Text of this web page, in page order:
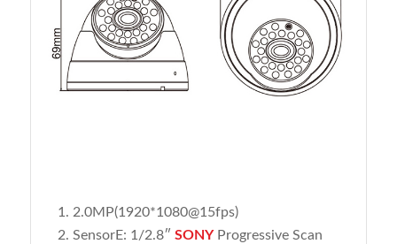
2.0MP(1920*1080@15fps)
SensorE: 1/2.8″ SONYProgressive Scan